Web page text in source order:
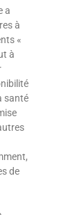
a
à
«
à
santé
de